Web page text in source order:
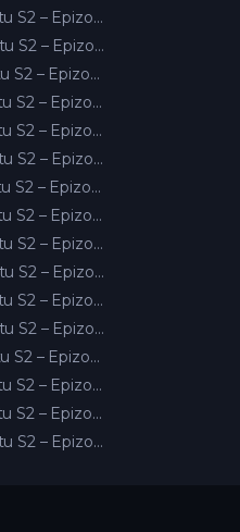
Žigosani u reketu S2 – Epizoda 29
Žigosani u reketu S2 – Epizoda 30
Žigosani u reketu S2 – Epizoda 31
Žigosani u reketu S2 – Epizoda 32
Žigosani u reketu S2 – Epizoda 33
Žigosani u reketu S2 – Epizoda 34
Žigosani u reketu S2 – Epizoda 35
Žigosani u reketu S2 – Epizoda 36
Žigosani u reketu S2 – Epizoda 37
Žigosani u reketu S2 – Epizoda 38
Žigosani u reketu S2 – Epizoda 39
Žigosani u reketu S2 – Epizoda 40
Žigosani u reketu S2 – Epizoda 41
Žigosani u reketu S2 – Epizoda 42
Žigosani u reketu S2 – Epizoda 43
Žigosani u reketu S2 – Epizoda 44